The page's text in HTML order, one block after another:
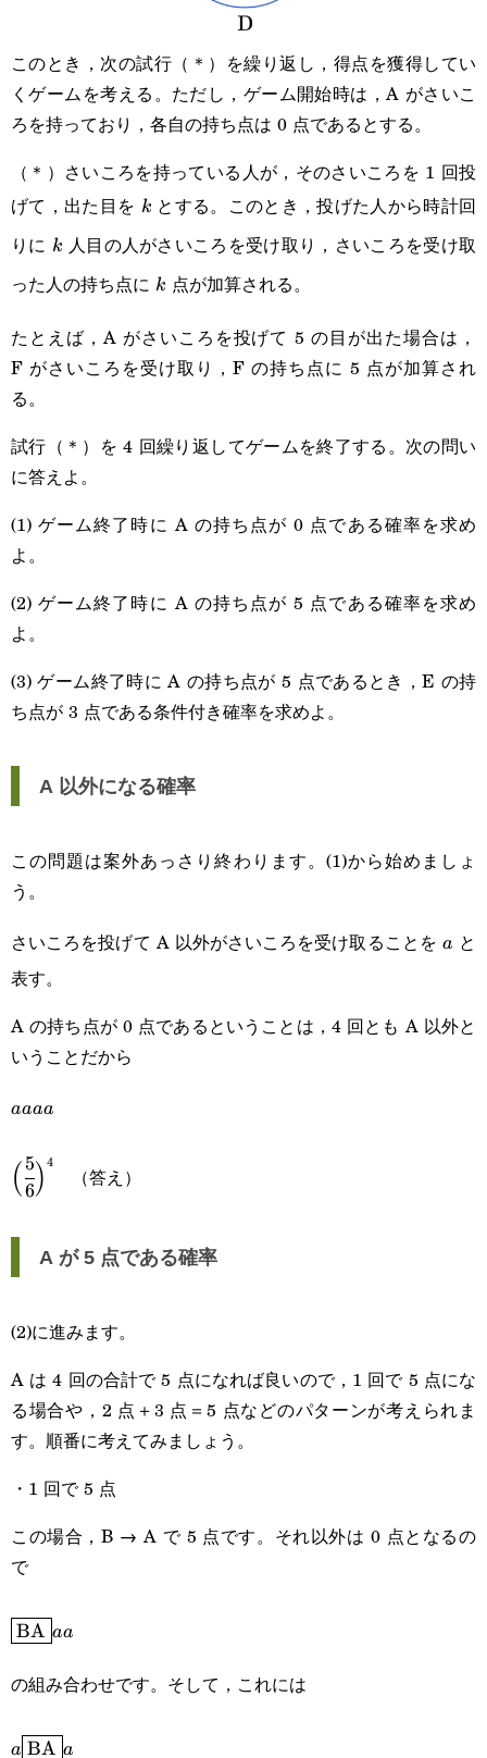
このとき，次の試行（＊）を繰り返し，得点を獲得してい
くゲームを考える。ただし，ゲーム開始時は，A がさいこ
ろを持っており，各自の持ち点は 0 点であるとする。
（＊）さいころを持っている人が，そのさいころを 1 回投
げて，出た目を k
k とする。このとき，投げた人から時計回
りに k
k 人目の人がさいころを受け取り，さいころを受け取
った人の持ち点に k
k 点が加算される。
たとえば，A がさいころを投げて 5 の目が出た場合は，
F がさいころを受け取り，F の持ち点に 5 点が加算され
る。
試行（＊）を 4 回繰り返してゲームを終了する。次の問い
に答えよ。
(1) ゲーム終了時に A の持ち点が 0 点である確率を求め
よ。
(2) ゲーム終了時に A の持ち点が 5 点である確率を求め
よ。
(3) ゲーム終了時に A の持ち点が 5 点であるとき，E の持
ち点が 3 点である条件付き確率を求めよ。
A 以外になる確率
この問題は案外あっさり終わります。(1)から始めましょ
う。
さいころを投げて A 以外がさいころを受け取ることを a
a と
表す。
A の持ち点が 0 点であるということは，4 回とも A 以外と
いうことだから
aaaa
aaaa
\Big(\cfrac{5}
{6}\Big)^4
(6
5)4
（答え）
A が 5 点である確率
(2)に進みます。
A は 4 回の合計で 5 点になれば良いので，1 回で 5 点にな
る場合や，2 点＋3 点＝5 点などのパターンが考えられま
す。順番に考えてみましょう。
・1 回で 5 点
この場合，B → A で 5 点です。それ以外は 0 点となるの
で
\boxed{\text{BA}}aa
BA aa
の組み合わせです。そして，これには
a\boxed{\text{BA}}a
a BA a